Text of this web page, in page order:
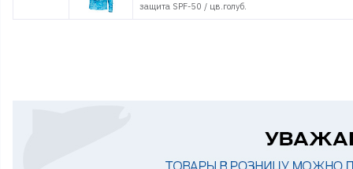
защита SPF-50 / цв.голуб.